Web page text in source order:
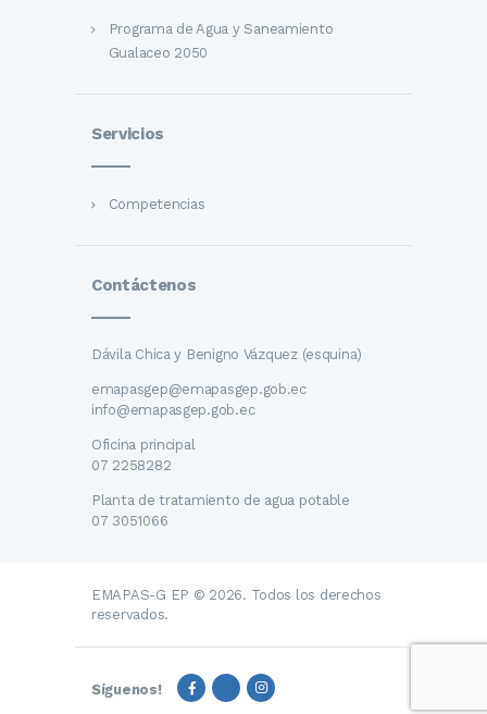
Programa de Agua y Saneamiento
Gualaceo 2050
Servicios
Competencias
Contáctenos
Dávila Chica y Benigno Vázquez (esquina)
emapasgep@emapasgep.gob.ec
info@emapasgep.gob.ec
Oficina principal
07 2258282
Planta de tratamiento de agua potable
07 3051066
EMAPAS-G EP © 2026. Todos los derechos
reservados.
Síguenos!